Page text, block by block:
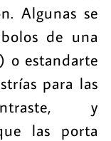
Algunas se
de una
o estandarte
para las
y
las porta